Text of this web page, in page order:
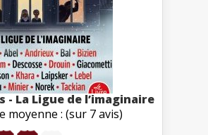
- La Ligue de l’imaginaire
moyenne : (sur 7 avis)